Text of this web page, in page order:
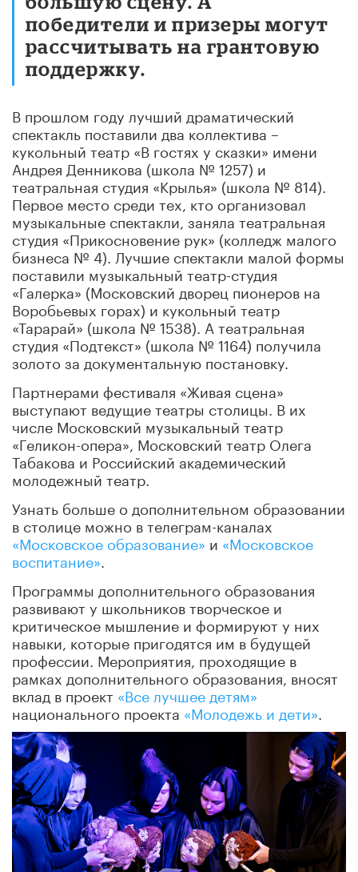
победители и призеры могут
рассчитывать на грантовую
поддержку.
В прошлом году лучший драматический
спектакль поставили два коллектива –
кукольный театр «В гостях у сказки» имени
Андрея Денникова (школа № 1257) и
театральная студия «Крылья» (школа № 814).
Первое место среди тех, кто организовал
музыкальные спектакли, заняла театральная
студия «Прикосновение рук» (колледж малого
бизнеса № 4). Лучшие спектакли малой формы
поставили музыкальный театр-студия
«Галерка» (Московский дворец пионеров на
Воробьевых горах) и кукольный театр
«Тарарай» (школа № 1538). А театральная
студия «Подтекст» (школа № 1164) получила
золото за документальную постановку.
Партнерами фестиваля «Живая сцена»
выступают ведущие театры столицы. В их
числе Московский музыкальный театр
«Геликон-опера», Московский театр Олега
Табакова и Российский академический
молодежный театр.
Узнать больше о дополнительном образовании
в столице можно в телеграм-каналах
«Московское образование» и «Московское
воспитание»
Программы дополнительного образования
развивают у школьников творческое и
критическое мышление и формируют у них
навыки, которые пригодятся им в будущей
профессии. Мероприятия, проходящие в
рамках дополнительного образования, вносят
вклад в проект «Все лучшее детям»
национального проекта «Молодежь и дети»